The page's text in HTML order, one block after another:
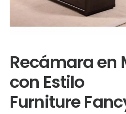
Recámara en
con Estilo
Furniture